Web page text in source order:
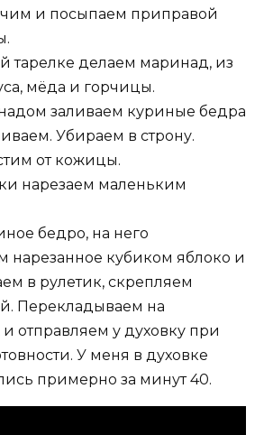
и посыпаем приправой
тарелке делаем маринад, из
мёда и горчицы.
заливаем куриные бедра
Убираем в строну.
от кожицы.
нарезаем маленьким
бедро, на него
нарезанное кубиком яблоко и
в рулетик, скрепляем
Перекладываем на
отправляем у духовку при
У меня в духовке
примерно за минут 40.